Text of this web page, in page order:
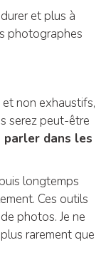
et plus à
photographes
non exhaustifs,
serez peut-être
parler dans les
longtemps
Ces outils
photos. Je ne
rarement que